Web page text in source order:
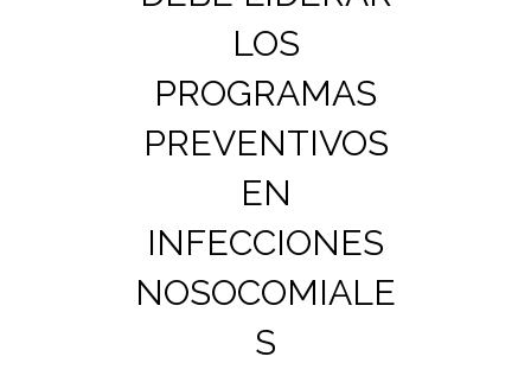
LOS
PROGRAMAS
PREVENTIVOS
EN
INFECCIONES
NOSOCOMIALE
S